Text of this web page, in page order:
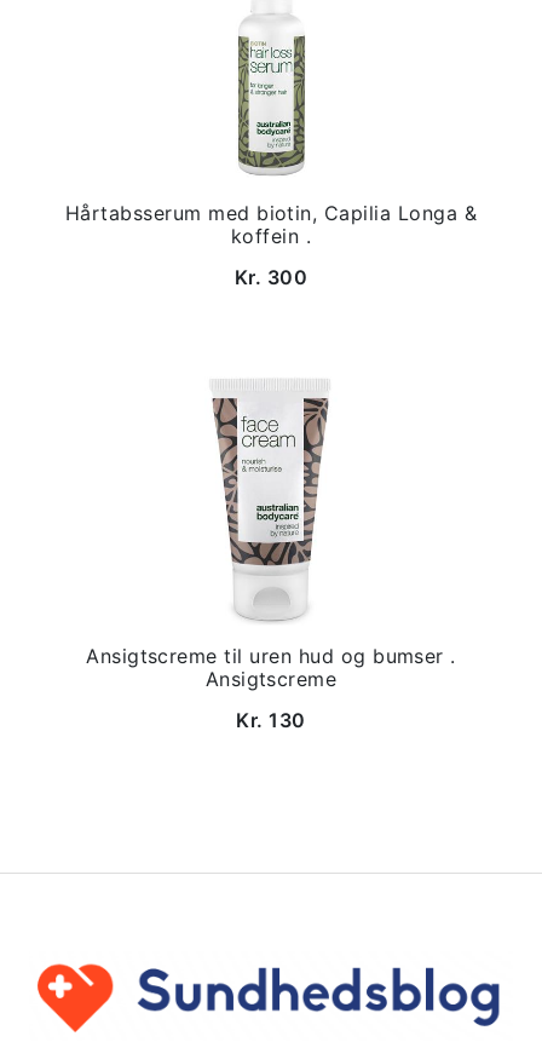
Hårtabsserum med biotin, Capilia Longa &
koffein .
Kr. 300
Ansigtscreme til uren hud og bumser .
Ansigtscreme
Kr. 130